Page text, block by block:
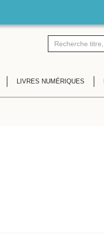
LIVRES NUMÉRIQUES